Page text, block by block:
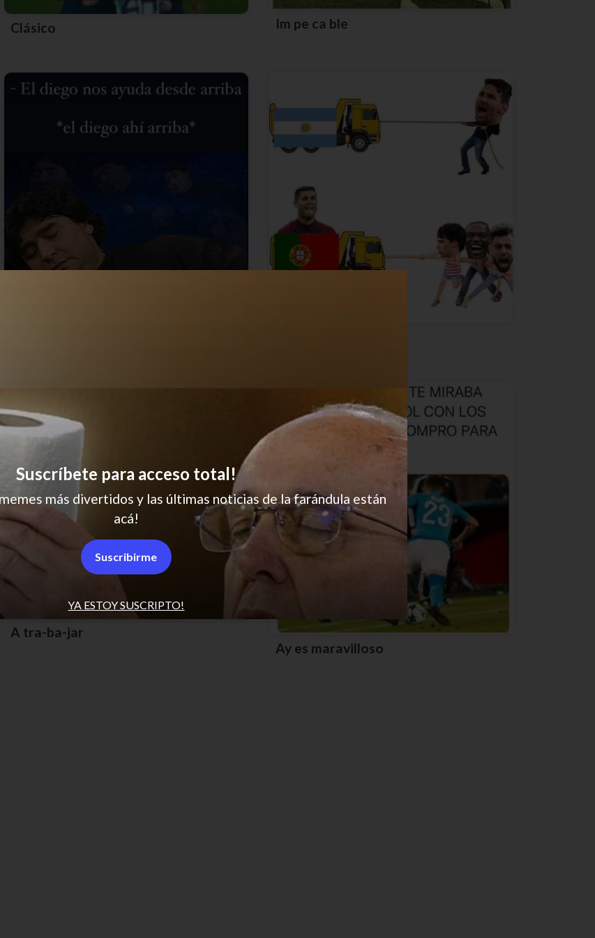
Clásico Im pe ca ble
A tra-ba-jar
Ay es maravilloso
YA ESTOY SUSCRIPTO!
Suscríbete para acceso total!
más divertidos y las últimas noticias de la farándula están
acá!
Suscribirme